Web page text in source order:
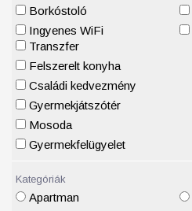
Borkóstoló
Ingyenes WiFi
Transzfer
Felszerelt konyha
Családi kedvezmény
Gyermekjátszótér
Mosoda
Gyermekfelügyelet
Kategóriák
Apartman